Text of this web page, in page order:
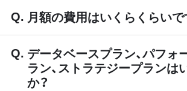
月額の費用はいくらくらいで
データベースプラン、パフォ
ラン、ストラテジープランは
か？